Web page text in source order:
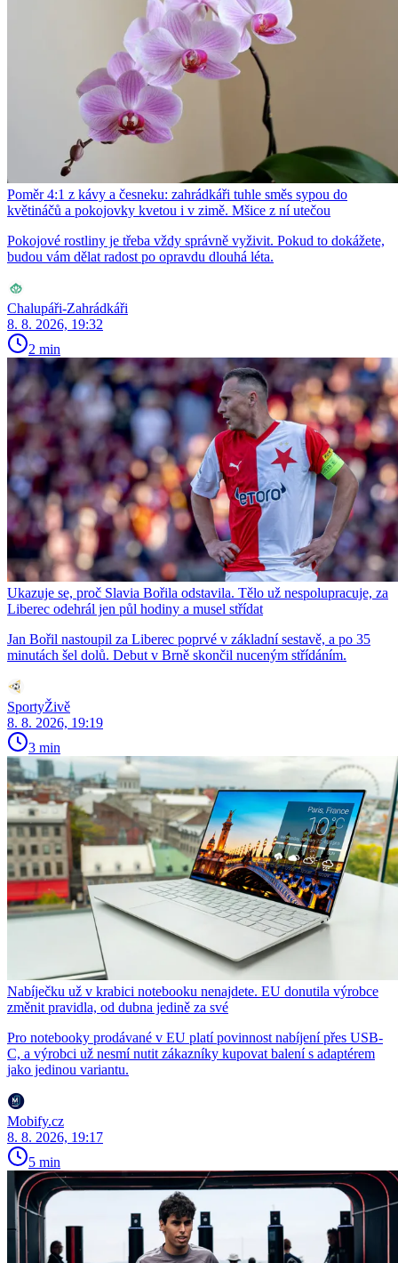
Poměr 4:1 z kávy a česneku: zahrádkáři tuhle směs sypou do
květináčů a pokojovky kvetou i v zimě. Mšice z ní utečou
Pokojové rostliny je třeba vždy správně vyživit. Pokud to dokážete,
budou vám dělat radost po opravdu dlouhá léta.
Chalupáři-Zahrádkáři
8. 8. 2026, 19:32
2 min
Ukazuje se, proč Slavia Bořila odstavila. Tělo už nespolupracuje, za
Liberec odehrál jen půl hodiny a musel střídat
Jan Bořil nastoupil za Liberec poprvé v základní sestavě, a po 35
minutách šel dolů. Debut v Brně skončil nuceným střídáním.
SportyŽivě
8. 8. 2026, 19:19
3 min
Nabíječku už v krabici notebooku nenajdete. EU donutila výrobce
změnit pravidla, od dubna jedině za své
Pro notebooky prodávané v EU platí povinnost nabíjení přes USB-
C, a výrobci už nesmí nutit zákazníky kupovat balení s adaptérem
jako jedinou variantu.
Mobify.cz
8. 8. 2026, 19:17
5 min